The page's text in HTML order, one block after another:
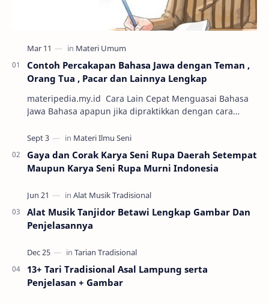
Contoh Percakapan Bahasa Jawa dengan Teman ,
Orang Tua , Pacar dan Lainnya Lengkap
materipedia.my.id Cara Lain Cepat Menguasai Bahasa
Jawa Bahasa apapun jika dipraktikkan dengan cara
Gaya dan Corak Karya Seni Rupa Daerah Setempat
Maupun Karya Seni Rupa Murni Indonesia
Alat Musik Tanjidor Betawi Lengkap Gambar Dan
Penjelasannya
13+ Tari Tradisional Asal Lampung serta
Penjelasan + Gambar